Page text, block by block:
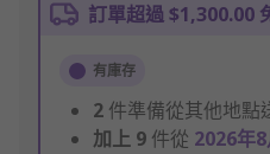
訂單超過 $1,300.00
有庫存
2 件準備從其他地點
加上 9 件從 2026年8